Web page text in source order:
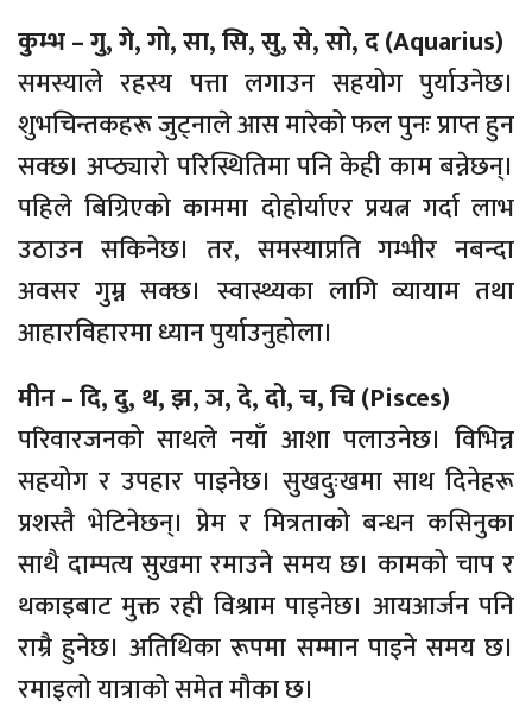
कुम्भ – गु, गे, गो, सा, सि, सु, से, सो, द (Aquarius)
समस्याले रहस्य पत्ता लगाउन सहयोग पुर्याउनेछ।
शुभचिन्तकहरू जुट्नाले आस मारेको फल पुनः प्राप्त हुन
सक्छ। अप्ठ्यारो परिस्थितिमा पनि केही काम बन्नेछन्।
पहिले बिग्रिएको काममा दोहोर्याएर प्रयत्न गर्दा लाभ
उठाउन सकिनेछ। तर, समस्याप्रति गम्भीर नबन्दा
अवसर गुम्न सक्छ। स्वास्थ्यका लागि व्यायाम तथा
आहारविहारमा ध्यान पुर्याउनुहोला।
मीन – दि, दु, थ, झ, ञ, दे, दो, च, चि (Pisces)
परिवारजनको साथले नयाँ आशा पलाउनेछ। विभिन्न
सहयोग र उपहार पाइनेछ। सुखदुःखमा साथ दिनेहरू
प्रशस्तै भेटिनेछन्। प्रेम र मित्रताको बन्धन कसिनुका
साथै दाम्पत्य सुखमा रमाउने समय छ। कामको चाप र
थकाइबाट मुक्त रही विश्राम पाइनेछ। आयआर्जन पनि
राम्रै हुनेछ। अतिथिका रूपमा सम्मान पाइने समय छ।
रमाइलो यात्राको समेत मौका छ।